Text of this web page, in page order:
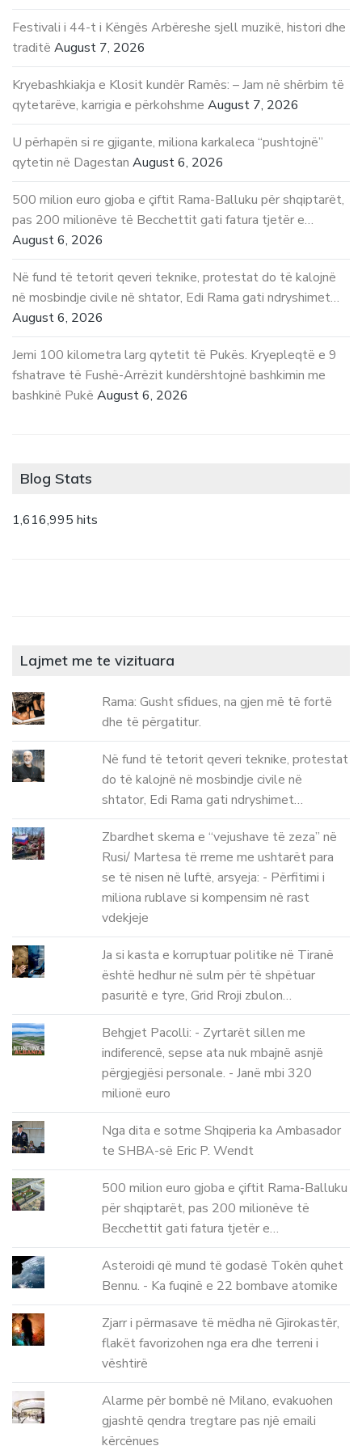
Festivali i 44-t i Këngës Arbëreshe sjell muzikë, histori dhe
traditë August 7, 2026
Kryebashkiakja e Klosit kundër Ramës: – Jam në shërbim të
qytetarëve, karrigia e përkohshme August 7, 2026
U përhapën si re gjigante, miliona karkaleca “pushtojnë”
qytetin në Dagestan August 6, 2026
500 milion euro gjoba e çiftit Rama-Balluku për shqiptarët,
pas 200 milionëve të Becchettit gati fatura tjetër e…
August 6, 2026
Në fund të tetorit qeveri teknike, protestat do të kalojnë
në mosbindje civile në shtator, Edi Rama gati ndryshimet…
August 6, 2026
Jemi 100 kilometra larg qytetit të Pukës. Kryepleqtë e 9
fshatrave të Fushë-Arrëzit kundërshtojnë bashkimin me
bashkinë Pukë August 6, 2026
Blog Stats
1,616,995 hits
Lajmet me te vizituara
Rama: Gusht sfidues, na gjen më të fortë
dhe të përgatitur.
Në fund të tetorit qeveri teknike, protestat
do të kalojnë në mosbindje civile në
shtator, Edi Rama gati ndryshimet…
Zbardhet skema e “vejushave të zeza” në
Rusi/ Martesa të rreme me ushtarët para
se të nisen në luftë, arsyeja: - Përfitimi i
miliona rublave si kompensim në rast
vdekjeje
Ja si kasta e korruptuar politike në Tiranë
është hedhur në sulm për të shpëtuar
pasuritë e tyre, Grid Rroji zbulon…
Behgjet Pacolli: - Zyrtarët sillen me
indiferencë, sepse ata nuk mbajnë asnjë
përgjegjësi personale. - Janë mbi 320
milionë euro
Nga dita e sotme Shqiperia ka Ambasador
te SHBA-së Eric P. Wendt
500 milion euro gjoba e çiftit Rama-Balluku
për shqiptarët, pas 200 milionëve të
Becchettit gati fatura tjetër e…
Asteroidi që mund të godasë Tokën quhet
Bennu. - Ka fuqinë e 22 bombave atomike
Zjarr i përmasave të mëdha në Gjirokastër,
flakët favorizohen nga era dhe terreni i
vështirë
Alarme për bombë në Milano, evakuohen
gjashtë qendra tregtare pas një emaili
kërcënues